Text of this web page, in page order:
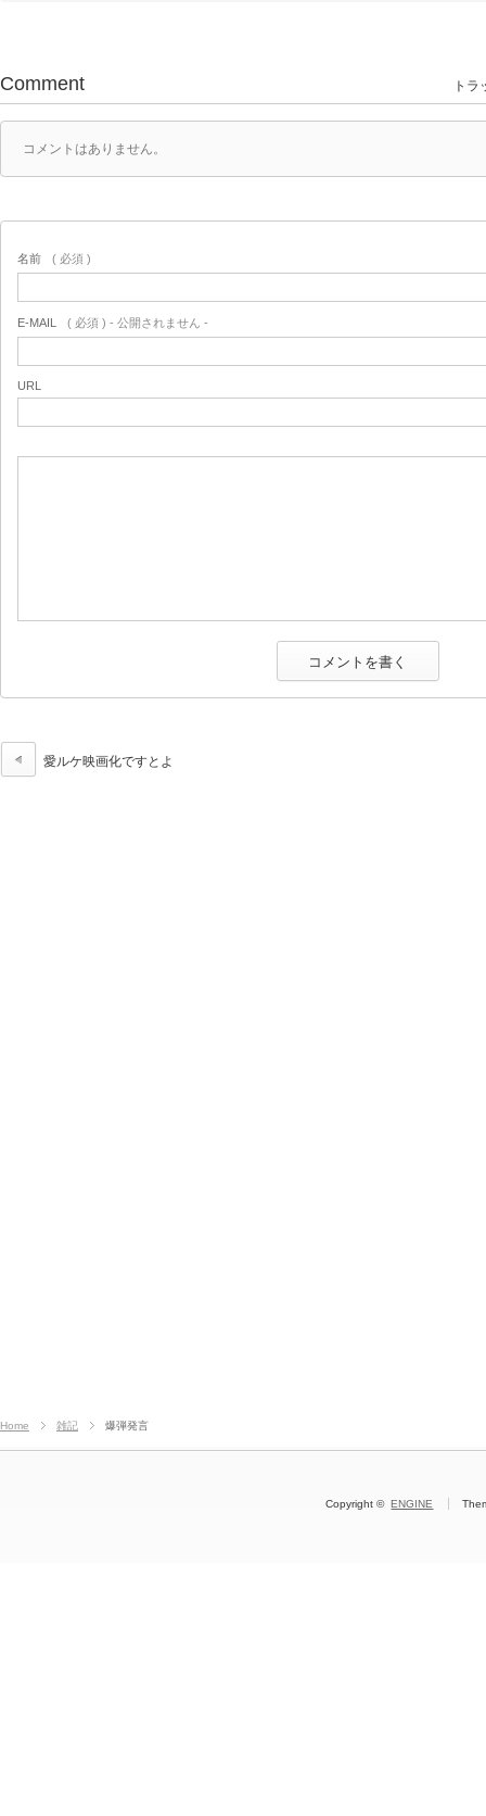
Comment トラ
コメントはありません。
名前 ( 必須 )
E-MAIL ( 必須 ) - 公開されません -
URL
愛ルケ映画化ですとよ
Home 雑記 爆弾発言
Copyright ©ENGINE